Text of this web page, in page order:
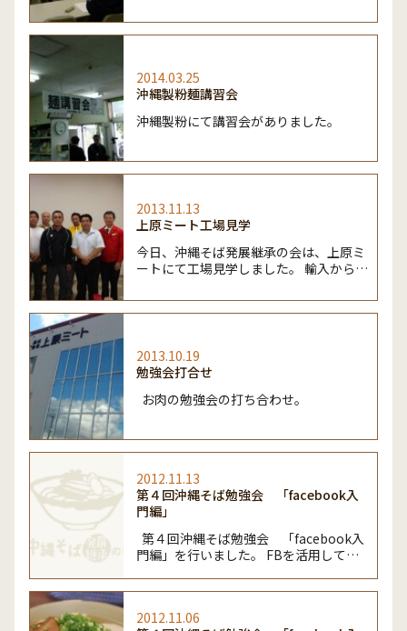
2014.03.25
沖縄製粉麺講習会
沖縄製粉にて講習会がありました。
2013.11.13
上原ミート工場見学
今日、沖縄そば発展継承の会は、上原ミ
ートにて工場見学しました。 輸入から加
ました。 上原ミートさんありがとうござ
います。
2013.10.19
勉強会打合せ
お肉の勉強会の打ち合わせ。
2012.11.13
第４回沖縄そば勉強会 「facebook入
門編」
第４回沖縄そば勉強会 「facebook入
門編」を行いました。 FBを活用して集
学びました。
2012.11.06